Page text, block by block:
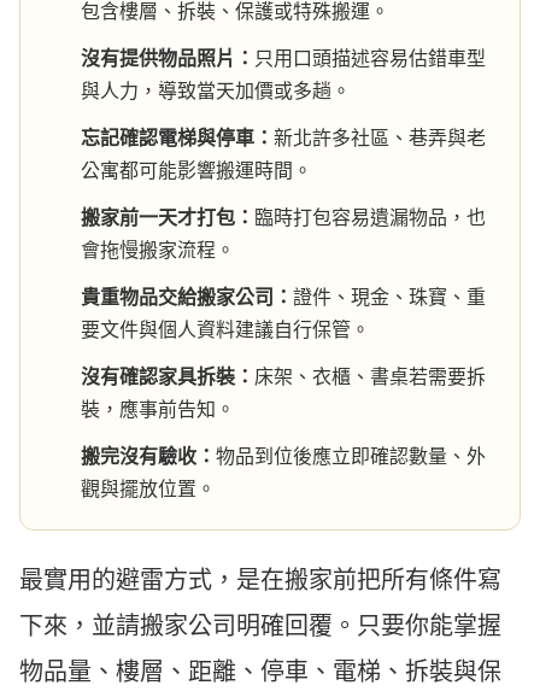
包含樓層、拆裝、保護或特殊搬運。
沒有提供物品照片： 只用口頭描述容易估錯車型
與人力，導致當天加價或多趟。
忘記確認電梯與停車：新北許多社區、巷弄與老
公寓都可能影響搬運時間。
搬家前一天才打包： 臨時打包容易遺漏物品，也
會拖慢搬家流程。
貴重物品交給搬家公司：證件、現金、珠寶、重
要文件與個人資料建議自行保管。
沒有確認家具拆裝： 床架、衣櫃、書桌若需要拆
裝，應事前告知。
搬完沒有驗收：物品到位後應立即確認數量、外
觀與擺放位置。
最實用的避雷方式，是在搬家前把所有條件寫
下來，並請搬家公司明確回覆。只要你能掌握
物品量、樓層、距離、停車、電梯、拆裝與保